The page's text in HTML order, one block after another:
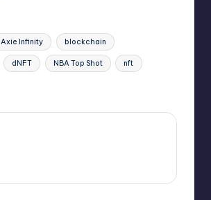
Axie Infinity blockchain
dNFT NBA Top Shot nft